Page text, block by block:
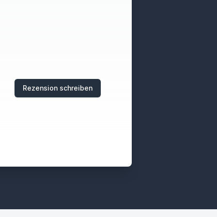
Rezension schreiben